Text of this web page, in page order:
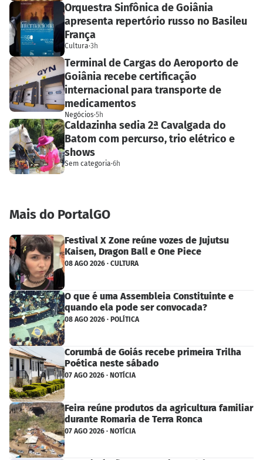
Orquestra Sinfônica de Goiânia
apresenta repertório russo no Basileu
França
Cultura·3h
Terminal de Cargas do Aeroporto de
Goiânia recebe certificação
internacional para transporte de
medicamentos
Negócios·5h
Caldazinha sedia 2ª Cavalgada do
Batom com percurso, trio elétrico e
shows
Sem categoria·6h
Mais do PortalGO
Festival X Zone reúne vozes de Jujutsu
Kaisen, Dragon Ball e One Piece
08 AGO 2026 · CULTURA
O que é uma Assembleia Constituinte e
quando ela pode ser convocada?
08 AGO 2026 · POLÍTICA
Corumbá de Goiás recebe primeira Trilha
Poética neste sábado
07 AGO 2026 · NOTÍCIA
Feira reúne produtos da agricultura familiar
durante Romaria de Terra Ronca
07 AGO 2026 · NOTÍCIA